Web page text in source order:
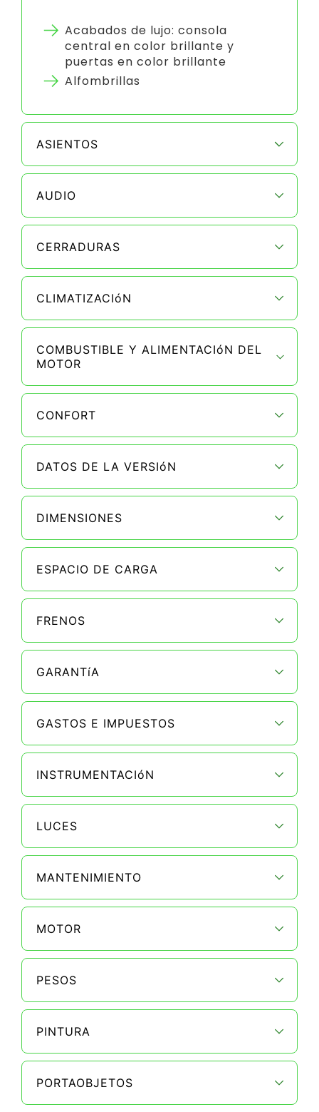
Acabados de lujo: consola
central en color brillante y
puertas en color brillante
Alfombrillas
ASIENTOS
AUDIO
CERRADURAS
CLIMATIZACIóN
COMBUSTIBLE Y ALIMENTACIóN DEL
MOTOR
CONFORT
DATOS DE LA VERSIóN
DIMENSIONES
ESPACIO DE CARGA
FRENOS
GARANTíA
GASTOS E IMPUESTOS
INSTRUMENTACIóN
LUCES
MANTENIMIENTO
MOTOR
PESOS
PINTURA
PORTAOBJETOS